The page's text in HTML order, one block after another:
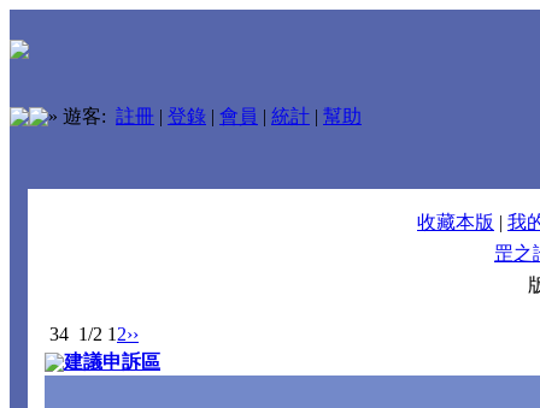
» 遊客: 註冊 | 登錄 | 會員 | 統計 | 幫助
收藏本版 | 我
罡之
34 1/2 1 2››
建議申訴區